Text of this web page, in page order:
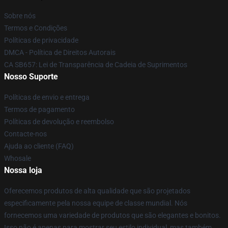
Sobre nós
Termos e Condições
Políticas de privacidade
DMCA - Política de Direitos Autorais
CA SB657: Lei de Transparência de Cadeia de Suprimentos
Nosso Suporte
Políticas de envio e entrega
Termos de pagamento
Políticas de devolução e reembolso
Contacte-nos
Ajuda ao cliente (FAQ)
Whosale
Nossa loja
Oferecemos produtos de alta qualidade que são projetados
especificamente pela nossa equipe de classe mundial. Nós
fornecemos uma variedade de produtos que são elegantes e bonitos.